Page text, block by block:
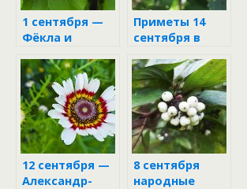
1 сентября —
Фёкла и
Приметы 14
сентября в
12 сентября —
Александр-
8 сентября
народные